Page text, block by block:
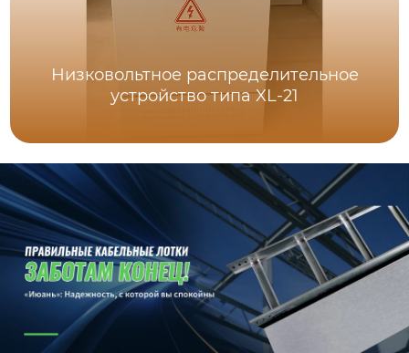
Низковольтное распределительное
устройство типа XL-21